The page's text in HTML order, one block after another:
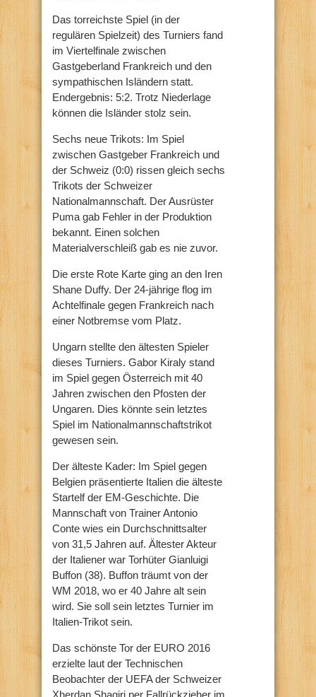
Das torreichste Spiel (in der
regulären Spielzeit) des Turniers fand
im Viertelfinale zwischen
Gastgeberland Frankreich und den
sympathischen Isländern statt.
Endergebnis: 5:2. Trotz Niederlage
können die Isländer stolz sein.
Sechs neue Trikots: Im Spiel
zwischen Gastgeber Frankreich und
der Schweiz (0:0) rissen gleich sechs
Trikots der Schweizer
Nationalmannschaft. Der Ausrüster
Puma gab Fehler in der Produktion
bekannt. Einen solchen
Materialverschleiß gab es nie zuvor.
Die erste Rote Karte ging an den Iren
Shane Duffy. Der 24-jährige flog im
Achtelfinale gegen Frankreich nach
einer Notbremse vom Platz.
Ungarn stellte den ältesten Spieler
dieses Turniers. Gabor Kiraly stand
im Spiel gegen Österreich mit 40
Jahren zwischen den Pfosten der
Ungaren. Dies könnte sein letztes
Spiel im Nationalmannschaftstrikot
gewesen sein.
Der älteste Kader: Im Spiel gegen
Belgien präsentierte Italien die älteste
Startelf der EM-Geschichte. Die
Mannschaft von Trainer Antonio
Conte wies ein Durchschnittsalter
von 31,5 Jahren auf. Ältester Akteur
der Italiener war Torhüter Gianluigi
Buffon (38). Buffon träumt von der
WM 2018, wo er 40 Jahre alt sein
wird. Sie soll sein letztes Turnier im
Italien-Trikot sein.
Das schönste Tor der EURO 2016
erzielte laut der Technischen
Beobachter der UEFA der Schweizer
Xherdan Shaqiri per Fallrückzieher im